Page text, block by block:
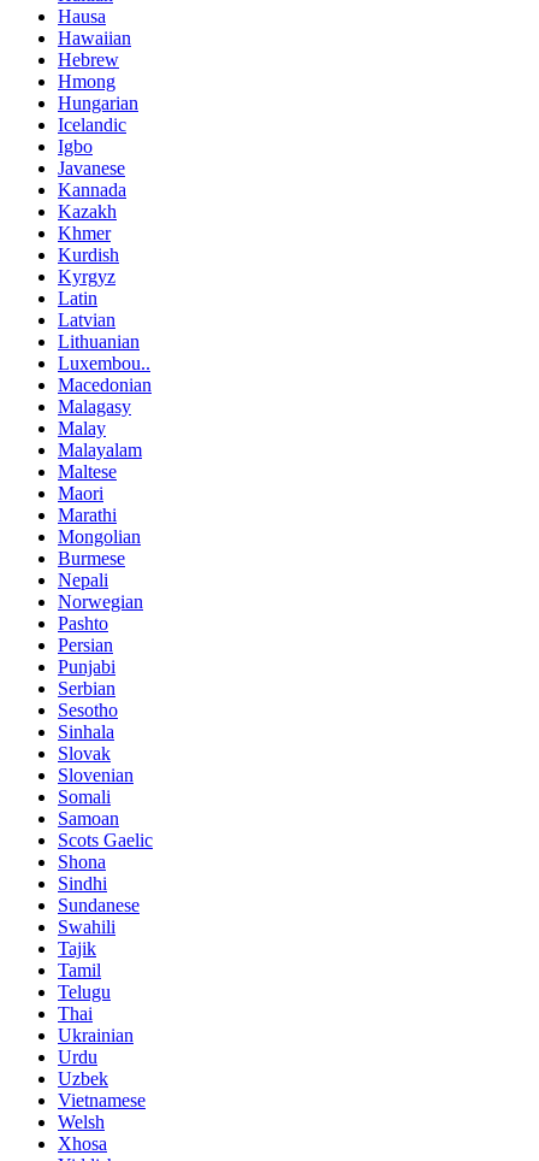
Hausa
Hawaiian
Hebrew
Hmong
Hungarian
Icelandic
Igbo
Javanese
Kannada
Kazakh
Khmer
Kurdish
Kyrgyz
Latin
Latvian
Lithuanian
Luxembou..
Macedonian
Malagasy
Malay
Malayalam
Maltese
Maori
Marathi
Mongolian
Burmese
Nepali
Norwegian
Pashto
Persian
Punjabi
Serbian
Sesotho
Sinhala
Slovak
Slovenian
Somali
Samoan
Scots Gaelic
Shona
Sindhi
Sundanese
Swahili
Tajik
Tamil
Telugu
Thai
Ukrainian
Urdu
Uzbek
Vietnamese
Welsh
Xhosa